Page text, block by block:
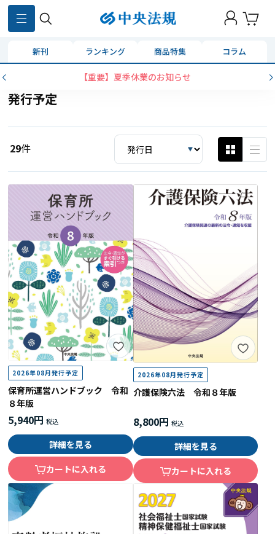
新刊 ランキング 商品特集 コラム
【重要】夏季休業のお知らせ
発行予定
29件
2026年08月発行予定
保育所運営ハンドブック 令和
８年版
5,940円
詳細を見る
カートに入れる
2026年08月発行予定
介護保険六法 令和８年版
8,800円
詳細を見る
カートに入れる